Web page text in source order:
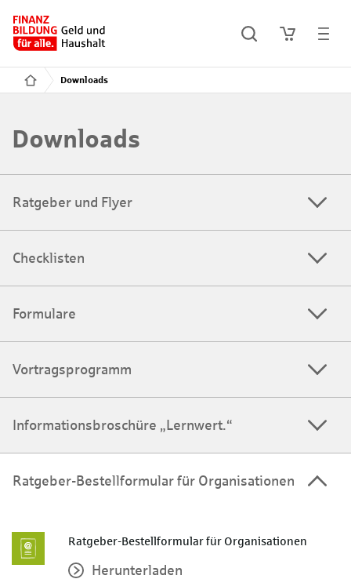
Downloads
Downloads
Ratgeber und Flyer
Checklisten
Formulare
Vortragsprogramm
Informationsbroschüre „Lernwert.“
Ratgeber-Bestellformular für Organisationen
Ratgeber-Bestellformular für Organisationen
Herunterladen